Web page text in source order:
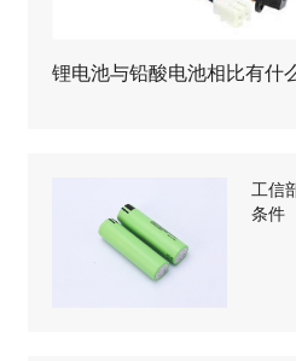
锂电池与铅酸电池相比有什
工信
条件